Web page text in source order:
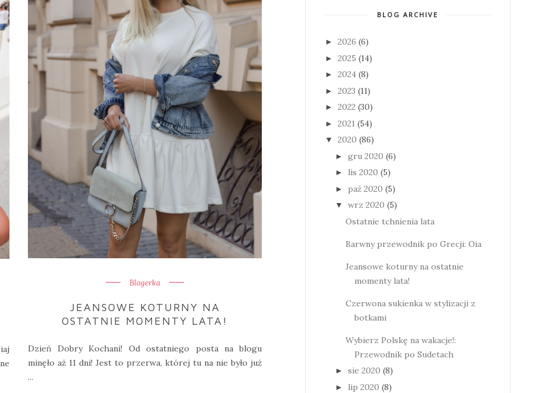
Blogerka
JEANSOWE KOTURNY NA
OSTATNIE MOMENTY LATA!
Dzień Dobry Kochani! Od ostatniego posta na blogu
minęło aż 11 dni! Jest to przerwa, której tu na nie było już
...
BLOG ARCHIVE
► 2026 (6)
► 2025 (14)
► 2024 (8)
► 2023 (11)
► 2022 (30)
► 2021 (54)
▼ 2020 (86)
► gru 2020 (6)
► lis 2020 (5)
► paź 2020 (5)
▼ wrz 2020 (5)
Ostatnie tchnienia lata
Barwny przewodnik po Grecji: Oia
Jeansowe koturny na ostatnie
momenty lata!
Czerwona sukienka w stylizacji z
botkami
Wybierz Polskę na wakacje!:
Przewodnik po Sudetach
► sie 2020 (8)
► lip 2020 (8)